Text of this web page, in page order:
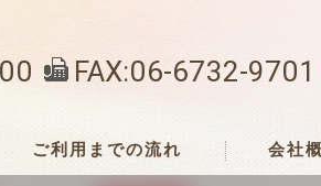
FAX:06-6732-9701
ご利用までの流れ 会社